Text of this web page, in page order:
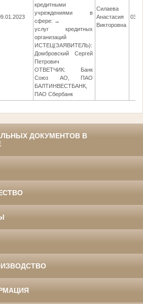
кредитными
учреждениями в
сфере: →
услуг кредитных
организаций
ИСТЕЦ(ЗАЯВИТЕЛЬ):
Домбровский Сергей
Петрович
ОТВЕТЧИК: Банк
Союз АО, ПАО
БАЛТИНВЕСТБАНК,
ПАО Сбербанк
Силаева
Анастасия
Викторовна
ДОКУМЕНТОВ В